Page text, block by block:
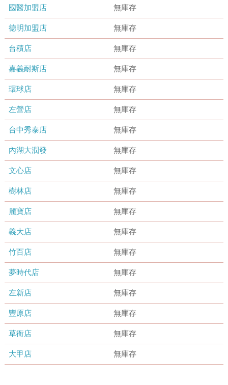
國醫加盟店 無庫存
德明加盟店 無庫存
台積店 無庫存
嘉義耐斯店 無庫存
環球店 無庫存
左營店 無庫存
台中秀泰店 無庫存
內湖大潤發 無庫存
文心店 無庫存
樹林店 無庫存
麗寶店 無庫存
義大店 無庫存
竹百店 無庫存
夢時代店 無庫存
左新店 無庫存
豐原店 無庫存
草衙店 無庫存
大甲店 無庫存